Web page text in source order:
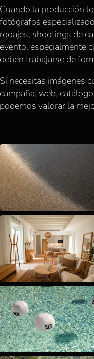
Cuando la producción
fotógrafos
rodajes, shootings de
evento, especialmente
deben trabajarse de
Si necesitas imágenes
campaña, web,
podemos valorar la